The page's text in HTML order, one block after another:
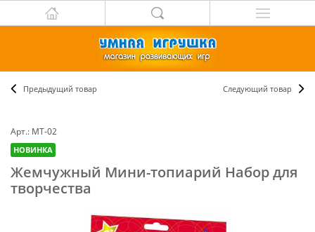
Предыдущий товар Следующий товар
Арт.: МТ-02
НОВИНКА
Жемчужный Мини-топиарий Набор для
творчества